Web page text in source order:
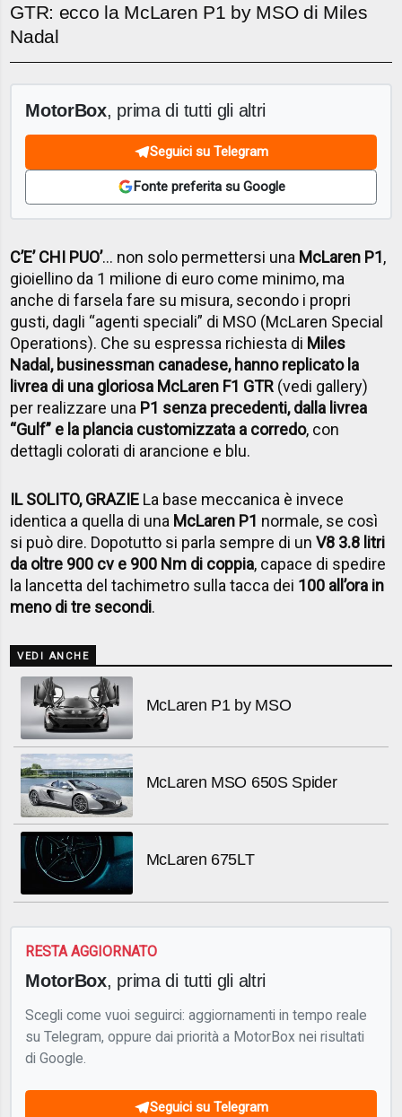
GTR: ecco la McLaren P1 by MSO di Miles
Nadal
MotorBox, prima di tutti gli altri
Seguici su Telegram
Fonte preferita su Google
C’E’ CHI PUO’… non solo permettersi una McLaren P1,
gioiellino da 1 milione di euro come minimo, ma
anche di farsela fare su misura, secondo i propri
gusti, dagli “agenti speciali” di MSO (McLaren Special
Operations). Che su espressa richiesta di Miles
Nadal, businessman canadese, hanno replicato la
livrea di una gloriosa McLaren F1 GTR (vedi gallery)
per realizzare una P1 senza precedenti, dalla livrea
“Gulf” e la plancia customizzata a corredo, con
dettagli colorati di arancione e blu.
IL SOLITO, GRAZIE La base meccanica è invece
identica a quella di una McLaren P1 normale, se così
si può dire. Dopotutto si parla sempre di unV8 3.8 litri
da oltre 900 cv e 900 Nm di coppia, capace di spedire
la lancetta del tachimetro sulla tacca dei 100 all’ora in
meno di tre secondi.
VEDI ANCHE
McLaren P1 by MSO
McLaren MSO 650S Spider
McLaren 675LT
RESTA AGGIORNATO
MotorBox, prima di tutti gli altri
Scegli come vuoi seguirci: aggiornamenti in tempo reale
su Telegram, oppure dai priorità a MotorBox nei risultati
di Google.
Seguici su Telegram